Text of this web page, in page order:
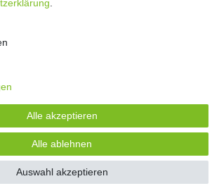
Alle akzeptieren
Alle ablehnen
Auswahl akzeptieren
| Dekushop.de | Alle Rechte vorbehalten. |
nur für Industrie, Handel, Handwerk und
AGB Kontakt